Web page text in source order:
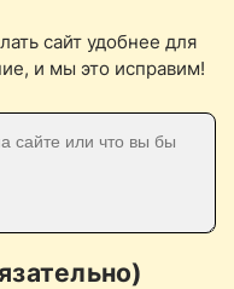
сайт удобнее для
и мы это исправим!